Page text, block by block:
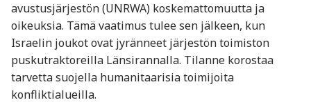
avustusjärjestön (UNRWA) koskemattomuutta ja
oikeuksia. Tämä vaatimus tulee sen jälkeen, kun
Israelin joukot ovat jyränneet järjestön toimiston
puskutraktoreilla Länsirannalla. Tilanne korostaa
tarvetta suojella humanitaarisia toimijoita
konfliktialueilla.